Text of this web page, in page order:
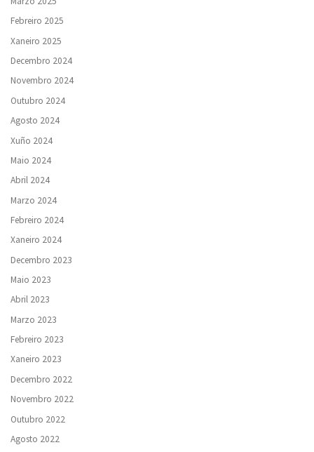
Febreiro 2025
Xaneiro 2025
Decembro 2024
Novembro 2024
Outubro 2024
Agosto 2024
Xuño 2024
Maio 2024
Abril 2024
Marzo 2024
Febreiro 2024
Xaneiro 2024
Decembro 2023
Maio 2023
Abril 2023
Marzo 2023
Febreiro 2023
Xaneiro 2023
Decembro 2022
Novembro 2022
Outubro 2022
Agosto 2022